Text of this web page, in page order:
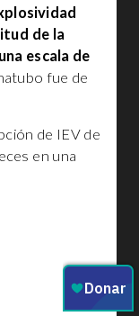
de la
escala de
fue de
de IEV de
en una